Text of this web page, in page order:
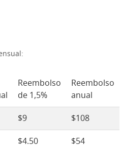
Reembolso
de 1,5%
Reembolso
anual
$9 $108
$4.50 $54